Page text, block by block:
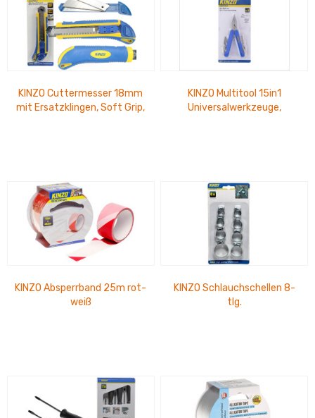
KINZO Cuttermesser 18mm
mit Ersatzklingen, Soft Grip,
KINZO Multitool 15in1
Universalwerkzeuge,
KINZO Absperrband 25m rot-
weiß
KINZO Schlauchschellen 8-
tlg.